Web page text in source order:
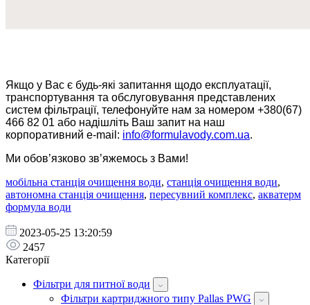
Якщо у Вас є будь-які запитання щодо експлуатації,
транспортування та обслуговування представлених
систем фільтрації, телефонуйте нам за номером +380(67)
466 82 01 або надішліть Ваш запит на наш
корпоративний e-mail: info@formulavody.com.ua.
Ми обов’язково зв’яжемось з Вами!
мобільна станція очищення води, станція очищення води,
автономна станція очищення, пересувний комплекс, акватерм
формула води
2023-05-25 13:20:59
2457
Категорії
Фільтри для питної води
Фільтри картриджного типу Pallas PWG